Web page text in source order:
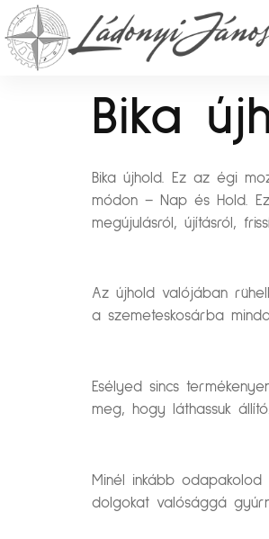
Bika
Bika újhold. Ez az égi
módon – Nap és Hold.
megújulásról, újításról,
Az újhold valójában
a szemeteskosárba
Esélyed sincs
meg, hogy láthassuk
Minél inkább
dolgokat valósággá